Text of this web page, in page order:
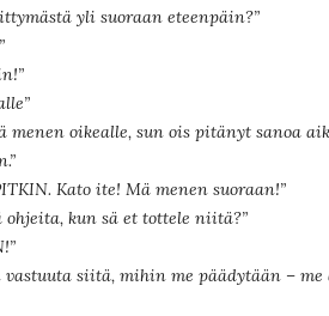
yli suoraan eteenpäin?”
menen oikealle, sun ois pitänyt sanoa
Kato ite! Mä menen suoraan!”
kun sä et tottele niitä?”
vastuuta siitä, mihin me päädytään –